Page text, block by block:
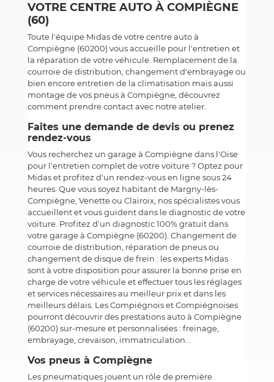
VOTRE CENTRE AUTO À COMPIÈGNE
(60)
Toute l'équipe Midas de votre centre auto à
Compiègne (60200) vous accueille pour l'entretien et
la réparation de votre véhicule. Remplacement de la
courroie de distribution, changement d'embrayage ou
bien encore entretien de la climatisation mais aussi
montage de vos pneus à Compiègne, découvrez
comment prendre contact avec notre atelier.
Faites une demande de devis ou prenez
rendez-vous
Vous recherchez un garage à Compiègne dans l'Oise
pour l'entretien complet de votre voiture ? Optez pour
Midas et profitez d'un rendez-vous en ligne sous 24
heures. Que vous soyez habitant de Margny-lès-
Compiègne, Venette ou Clairoix, nos spécialistes vous
accueillent et vous guident dans le diagnostic de votre
voiture. Profitez d'un diagnostic 100% gratuit dans
votre garage à Compiègne (60200). Changement de
courroie de distribution, réparation de pneus ou
changement de disque de frein : les experts Midas
sont à votre disposition pour assurer la bonne prise en
charge de votre véhicule et effectuer tous les réglages
et services nécessaires au meilleur prix et dans les
meilleurs délais. Les Compiégnois et Compiégnoises
pourront découvrir des prestations auto à Compiègne
(60200) sur-mesure et personnalisées : freinage,
embrayage, crevaison, immatriculation…
Vos pneus à Compiègne
Les pneumatiques jouent un rôle de première